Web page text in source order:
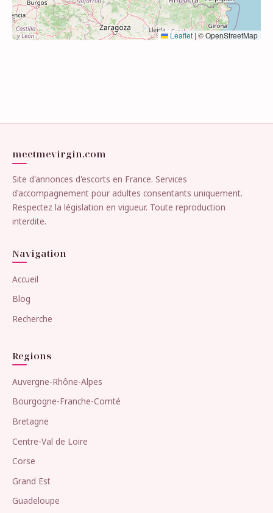
Leaflet |© OpenStreetMap
meetmevirgin.com
Site d'annonces d'escorts en France. Services
d'accompagnement pour adultes consentants uniquement.
Respectez la législation en vigueur. Toute reproduction
interdite.
Navigation
Accueil
Blog
Recherche
Regions
Auvergne-Rhône-Alpes
Bourgogne-Franche-Comté
Bretagne
Centre-Val de Loire
Corse
Grand Est
Guadeloupe